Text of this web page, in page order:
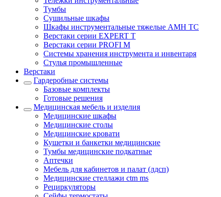
Тумбы
Cушильные шкафы
Шкафы инструментальные тяжелые AMH TC
Верстаки серии EXPERT T
Верстаки серии PROFI M
Системы хранения инструмента и инвентаря
Стулья промышленные
Верстаки
Гардеробные системы
Базовые комплекты
Готовые решения
Медицинская мебель и изделия
Медицинские шкафы
Медицинские столы
Медицинские кровати
Кушетки и банкетки медицинские
Тумбы медицинские подкатные
Аптечки
Мебель для кабинетов и палат (лдсп)
Медицинские стеллажи ctm ms
Рециркуляторы